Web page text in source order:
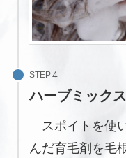
STEP
ハーブミック
スポイトを使
んだ育毛剤を毛